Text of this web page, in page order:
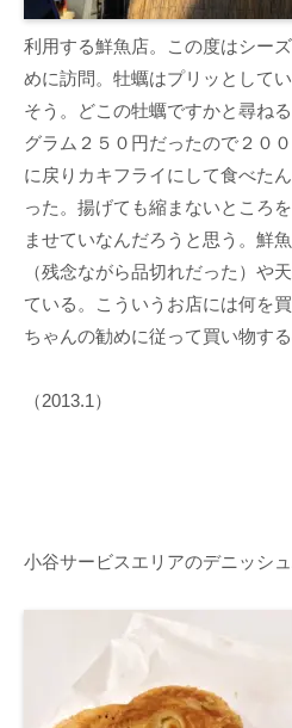
利用する鮮魚店。この度はシー
めに訪問。牡蠣はプリッとして
そう。どこの牡蠣ですかと尋ね
グラム２５０円だったので２０
に戻りカキフライにして食べた
った。揚げても縮まないところ
ませていなんだろうと思う。鮮
（残念ながら品切れだった）や
ている。こういうお店には何を
ちゃんの勧めに従って買い物す
（2013.1）
小谷サービスエリアのデニッシ